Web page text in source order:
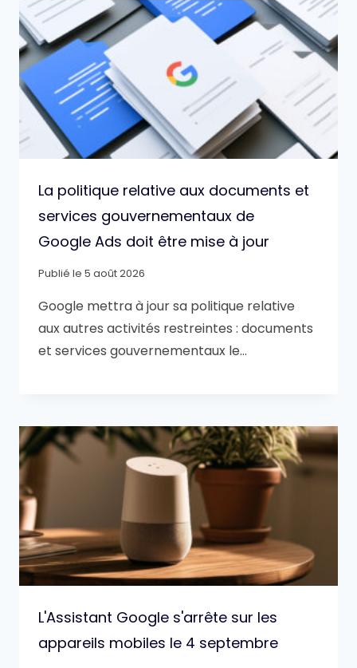
La politique relative aux documents et
services gouvernementaux de
Google Ads doit être mise à jour
Publié le 5 août 2026
Google mettra à jour sa politique relative
aux autres activités restreintes : documents
et services gouvernementaux le…
L'Assistant Google s'arrête sur les
appareils mobiles le 4 septembre